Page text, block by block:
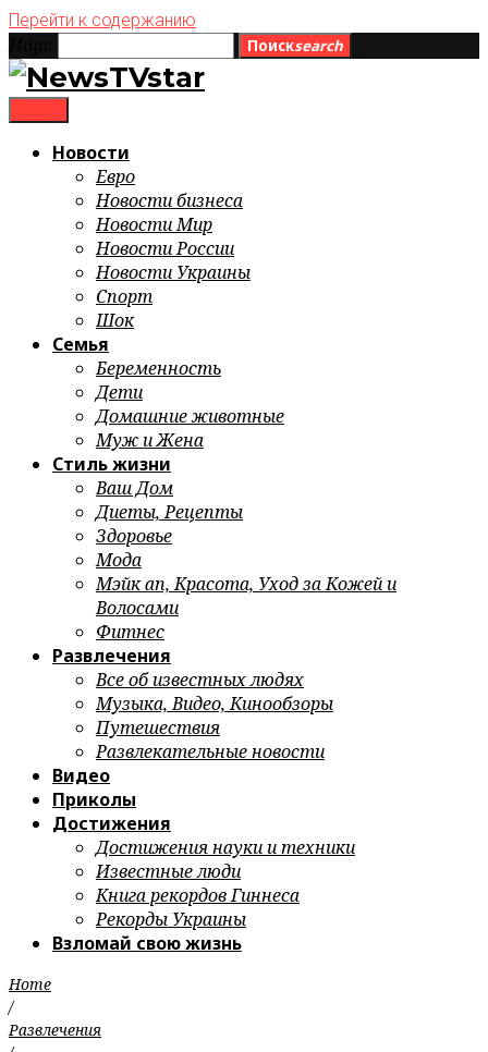
Перейти к содержанию
Поискsearch
Новости
Евро
Новости бизнеса
Новости Мир
Новости России
Новости Украины
Спорт
Шок
Семья
Беременность
Дети
Домашние животные
Муж и Жена
Стиль жизни
Ваш Дом
Диеты, Рецепты
Здоровье
Мода
Мэйк ап, Красота, Уход за Кожей и
Волосами
Фитнес
Развлечения
Все об известных людях
Музыка, Видео, Кинообзоры
Путешествия
Развлекательные новости
Видео
Приколы
Достижения
Достижения науки и техники
Известные люди
Книга рекордов Гиннеса
Рекорды Украины
Взломай свою жизнь
Home
/
Развлечения